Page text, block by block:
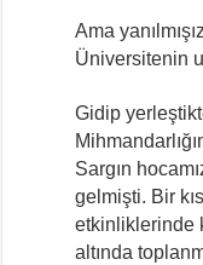
Ama
Üniversitenin
Gidip
Sargın
gelmişti. Bir
etkinliklerinde
altında